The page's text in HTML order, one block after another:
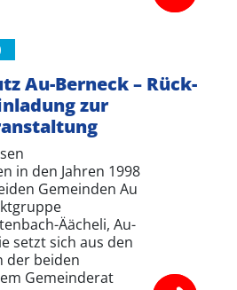
Au-Berneck – Rück-
zur
in den Jahren 1998
Gemeinden Au
Äächeli, Au-
setzt sich aus den
der beiden
Gemeinderat